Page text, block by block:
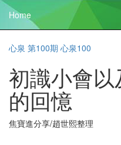
Home
心泉 第100期 心泉100
初識小會
的回憶
焦寶進分享/趙世熙整理